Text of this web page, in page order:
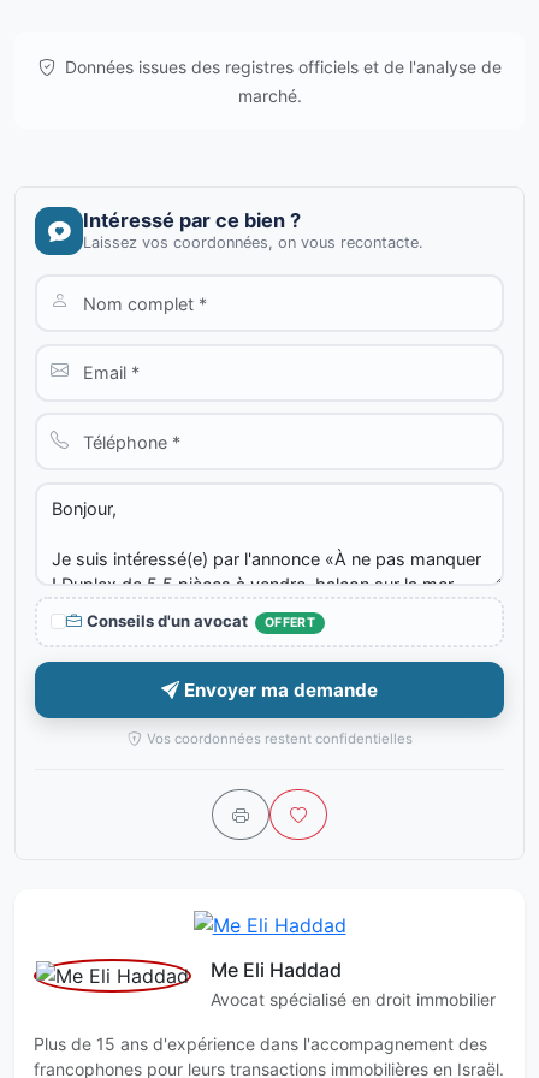
Données issues des registres officiels et de l'analyse de
marché.
Intéressé par ce bien ?
Laissez vos coordonnées, on vous recontacte.
Conseils d'un avocat OFFERT
Envoyer ma demande
Vos coordonnées restent confidentielles
Me Eli Haddad
Avocat spécialisé en droit immobilier
Plus de 15 ans d'expérience dans l'accompagnement des
francophones pour leurs transactions immobilières en Israël.